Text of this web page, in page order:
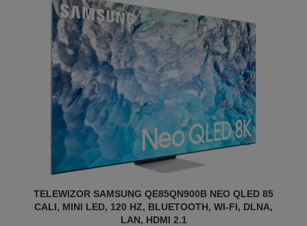
TELEWIZOR SAMSUNG QE85QN900B NEO QLED 85
CALI, MINI LED, 120 HZ, BLUETOOTH, WI-FI, DLNA,
LAN, HDMI 2.1